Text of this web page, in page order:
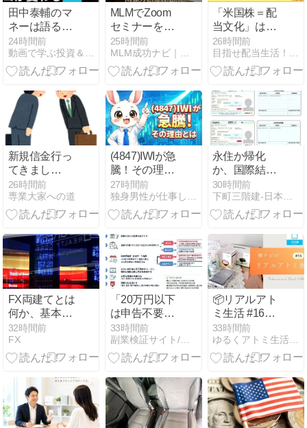
ション／ホン
ダは中国で大
苦戦／ホンダ
２輪が絶好調
の理由
【PIVOT】
田中泰輔のマ
ネーは語る：
【円相場】日
米協調介入 コ
コが変わる
楽天証券】
24時間前
MLMでZoom
セミナーを成
功させる開催
方法と注意点
25時間前
「米国株＝配
当文化」は、
一度崩れてい
た｜配当を払
う会社が
まで減った21
年
26時間前
新規信金行っ
てきまし
た！！
26時間前
専業大家への道
(4847)IWIが急
騰！その理由
とは
27時間前
永住か帰化
か、国際結婚
家庭の現実的
な選択
30時間前
FX両建てとは
何か、基本的
な仕組みと活
用方法を解説
32時間前
FX
「20万円以下
は申告不要」
の誤解
33時間前
副業検証サイト/狂乱副業黙示録 社会の歯車をブチ壊す!
📦リアルアト
ミ生活 #16｜
2026年7月の
購入記録＆ポ
イント公開
33時間前
ゆるくアトミ生活 in Korea